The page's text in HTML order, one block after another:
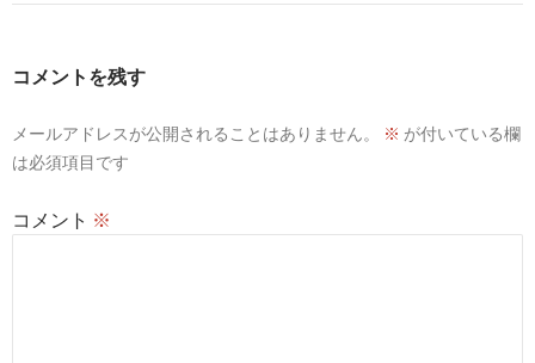
コメントを残す
メールアドレスが公開されることはありません。 ※ が付いている欄
は必須項目です
コメント ※